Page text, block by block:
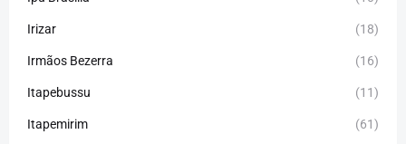
Irizar (18)
Irmãos Bezerra (16)
Itapebussu (11)
Itapemirim (61)